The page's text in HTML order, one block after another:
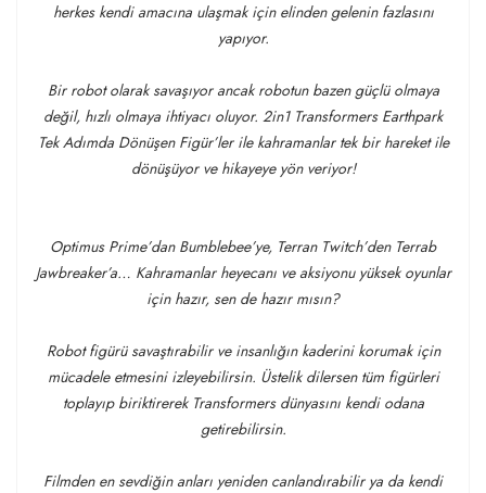
herkes kendi amacına ulaşmak için elinden gelenin fazlasını
yapıyor.
Bir robot olarak savaşıyor ancak robotun bazen güçlü olmaya
değil, hızlı olmaya ihtiyacı oluyor. 2in1 Transformers Earthpark
Tek Adımda Dönüşen Figür’ler ile kahramanlar tek bir hareket ile
dönüşüyor ve hikayeye yön veriyor!
Optimus Prime’dan Bumblebee’ye, Terran Twitch’den Terrab
Jawbreaker’a… Kahramanlar heyecanı ve aksiyonu yüksek oyunlar
için hazır, sen de hazır mısın?
Robot figürü savaştırabilir ve insanlığın kaderini korumak için
mücadele etmesini izleyebilirsin. Üstelik dilersen tüm figürleri
toplayıp biriktirerek Transformers dünyasını kendi odana
getirebilirsin.
Filmden en sevdiğin anları yeniden canlandırabilir ya da kendi